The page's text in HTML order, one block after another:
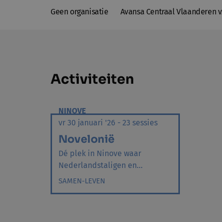
Geen organisatie Avansa Centraal Vlaanderen
Activiteiten
NINOVE
vr 30 januari '26 - 23 sessies
Novelonië
Dé plek in Ninove waar
Nederlandstaligen en...
SAMEN-LEVEN